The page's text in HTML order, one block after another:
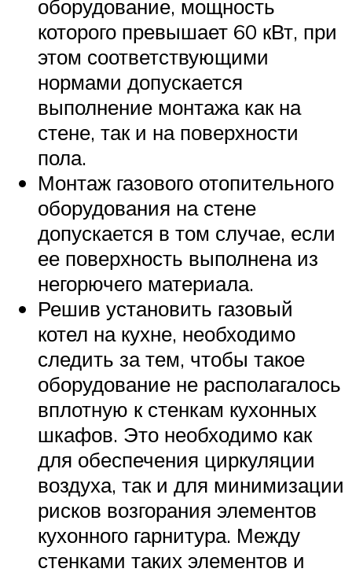
оборудование, мощность
которого превышает 60 кВт, при
этом соответствующими
нормами допускается
выполнение монтажа как на
стене, так и на поверхности
пола.
Монтаж газового отопительного
оборудования на стене
допускается в том случае, если
ее поверхность выполнена из
негорючего материала.
Решив установить газовый
котел на кухне, необходимо
следить за тем, чтобы такое
оборудование не располагалось
вплотную к стенкам кухонных
шкафов. Это необходимо как
для обеспечения циркуляции
воздуха, так и для минимизации
рисков возгорания элементов
кухонного гарнитура. Между
стенками таких элементов и